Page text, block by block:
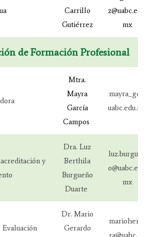
Carrillo
Gutiérrez
z@uabc.edu.
mx
de Formación Profesional
Mtra.
Mayra
García
Campos
mayra_gc@
uabc.edu.mx
y
Dra. Luz
Berthila
Burgueño
Duarte
luz.burguen
o@uabc.edu.
mx
Dr. Mario
Gerardo
marioherre
ra@uabc.ed